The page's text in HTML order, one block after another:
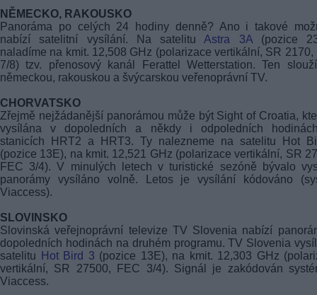
NĚMECKO, RAKOUSKO
Panoráma po celých 24 hodiny denně? Ano i takové
nabízí satelitní vysílání. Na satelituAstra 3A(pozice
naladíme na kmit. 12,508 GHz (polarizace vertikální, SR 2170,
7/8) tzv. přenosový kanál Ferattel Wetterstation. Ten
německou, rakouskou a švýcarskou veřenoprávní TV.
CHORVATSKO
Zřejmě nejžádanější panorámou může být Sight of Croatia,
vysílána v dopoledních a někdy i odpoledních
stanicích HRT2 a HRT3. Ty nalezneme na satelitu Hot
(pozice 13E), na kmit. 12,521 GHz (polarizace vertikální, SR
FEC 3/4). V minulých letech v turistické sezóně bývalo
panorámy vysíláno volně. Letos je vysílání kódováno
Viaccess).
SLOVINSKO
Slovinská veřejnoprávní televize TV Slovenia nabízí
dopoledních hodinách na druhém programu. TV Slovenia
satelitu
Hot Bird 3 (pozice 13E), na kmit. 12,303 GHz
vertikální, SR 27500, FEC 3/4). Signál je zakódován
Viaccess.